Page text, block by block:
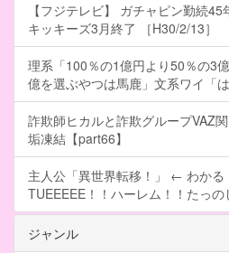
【フジテレビ】 ガチャピン勤続
キッキーズ3月終了 ［H30/2/13］
理系「100％の1億円より50％の3
億を選ぶやつは馬鹿」文系ワイ「は
詐欺師ヒカルと詐欺グループVAZ
垢凍結【part66】
主人公「異世界転移！」 ← わか
TUEEEEE！！ハーレム！！たっ
ジャンル